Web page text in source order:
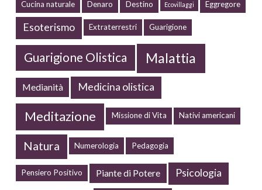
Cucina naturale Denaro Destino Ecovillaggi Eggregore
Esoterismo Extraterrestri Guarigione
Guarigione Olistica Malattia
Medianità Medicina olistica
Meditazione Missione di Vita Nativi americani
Natura Numerologia Pedagogia
Pensiero Positivo Piante di Potere Psicologia